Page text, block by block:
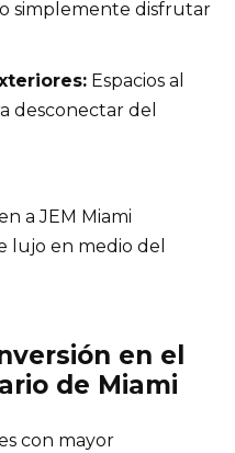
simplemente disfrutar
Espacios al
desconectar del
a JEM Miami
lujo en medio del
en el
de Miami
con mayor